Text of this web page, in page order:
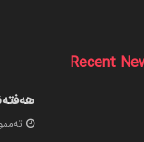
Recent
ته‌مموز 28,